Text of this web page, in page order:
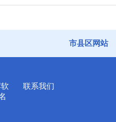
市县区网站
联系我们